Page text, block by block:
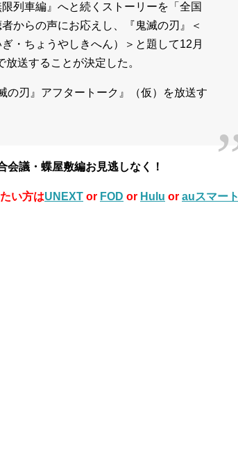
列車編』へと続くストーリーを「全国
からの声にお応えし、『鬼滅の刃』＜
・ちょうやしきへん）＞と題して12月
送することが決定した。
の刃』アフタートーク』（仮）を放送す
議・蝶屋敷編お見逃しなく！
い方はUNEXT or FOD or Hulu or auスマート